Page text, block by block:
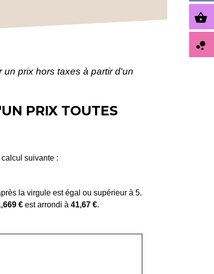
un prix hors taxes à partir d'un
PRIX TOUTES
suivante :
la virgule est égal ou supérieur à 5.
€ est arrondi à41,67 €.
shopping_basket
bubble_chart